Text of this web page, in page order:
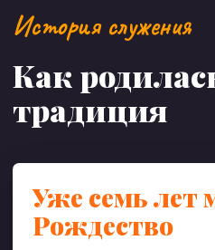
История служения
Как
традиция
Уже семь лет
Рождество